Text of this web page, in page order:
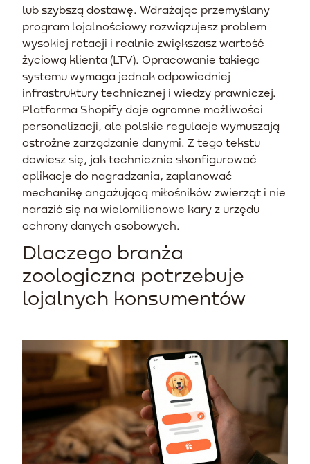
lub szybszą dostawę. Wdrażając przemyślany
program lojalnościowy rozwiązujesz problem
wysokiej rotacji i realnie zwiększasz wartość
życiową klienta (LTV). Opracowanie takiego
systemu wymaga jednak odpowiedniej
infrastruktury technicznej i wiedzy prawniczej.
Platforma Shopify daje ogromne możliwości
personalizacji, ale polskie regulacje wymuszają
ostrożne zarządzanie danymi. Z tego tekstu
dowiesz się, jak technicznie skonfigurować
aplikacje do nagradzania, zaplanować
mechanikę angażującą miłośników zwierząt i nie
narazić się na wielomilionowe kary z urzędu
ochrony danych osobowych.
Dlaczego branża
zoologiczna potrzebuje
lojalnych konsumentów